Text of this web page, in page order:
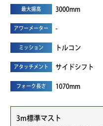
最大揚高 3000mm
アワーメーター -
ミッション トルコン
アタッチメント サイドシフト
フォーク長さ 1070mm
3m標準マスト